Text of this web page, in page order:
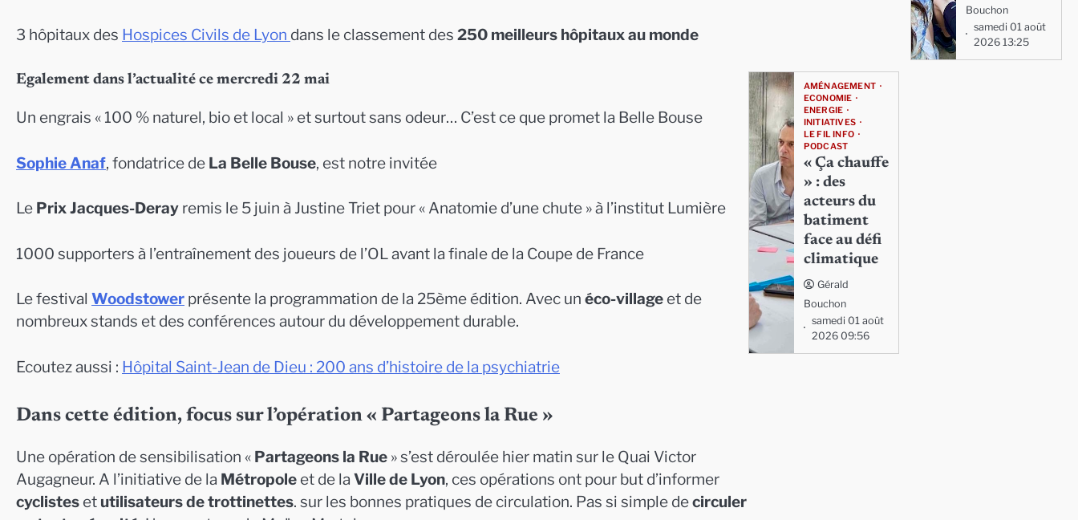
3 hôpitaux des Hospices Civils de Lyon dans le classement des 250 meilleurs hôpitaux au monde
Egalement dans l’actualité ce mercredi 22 mai
Un engrais « 100 % naturel, bio et local » et surtout sans odeur… C’est ce que promet la Belle Bouse
Sophie Anaf, fondatrice de La Belle Bouse, est notre invitée
Le Prix Jacques-Deray remis le 5 juin à Justine Triet pour « Anatomie d’une chute » à l’institut Lumière
1000 supporters à l’entraînement des joueurs de l’OL avant la finale de la Coupe de France
Le festival Woodstower présente la programmation de la 25ème édition. Avec un éco-village et de
nombreux stands et des conférences autour du développement durable.
Ecoutez aussi : Hôpital Saint-Jean de Dieu : 200 ans d’histoire de la psychiatrie
Dans cette édition, focus sur l’opération « Partageons la Rue »
Une opération de sensibilisation « Partageons la Rue » s’est déroulée hier matin sur le Quai Victor
Augagneur. A l’initiative de la Métropole et de la Ville de Lyon, ces opérations ont pour but d’informer
cyclistes et utilisateurs de trottinettes. sur les bonnes pratiques de circulation. Pas si simple decirculer
Bouchon
samedi 01 août
2026 13:25
AMÉNAGEMENT
ECONOMIE
ENERGIE
INITIATIVES
LE FIL INFO
PODCAST
« Ça chauffe
» : des
acteurs du
batiment
face au défi
climatique
Gérald
Bouchon
samedi 01 août
2026 09:56